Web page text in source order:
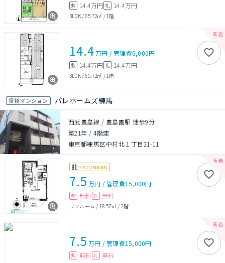
敷 14.4万円 礼 14.4万円
3LDK/65.72㎡ /1階
14.4万円 /管理費6,000円
敷 14.4万円 礼 14.4万円
3LDK/65.72㎡ / 1階
賃貸マンション パレホームズ練馬
西武豊島線 / 豊島園駅 徒歩9分
築21年 /4階建
東京都練馬区中村北１丁目21-11
7.5 万円 /管理費15,000円
敷 無料 礼 無料
ワンルーム / 18.57㎡/2階
7.5 万円 /管理費15,000円
敷 無料 礼 無料